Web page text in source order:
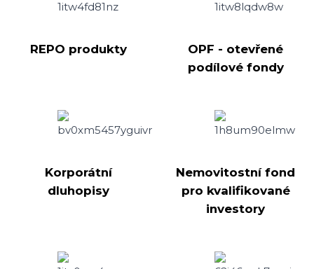
REPO produkty
OPF - otevřené
podílové fondy
Korporátní
dluhopisy
Nemovitostní fond
pro kvalifikované
investory